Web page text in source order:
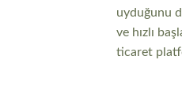
uyduğunu
ve hızlı
ticaret